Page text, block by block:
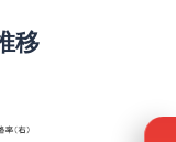
移